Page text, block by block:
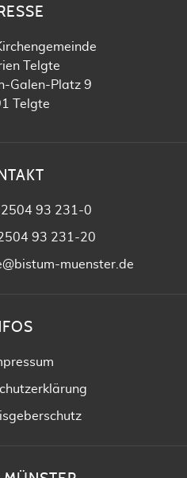
Telgte
Galen-Platz 9
Telgte
93 231-0
93 231-20
muenster.de